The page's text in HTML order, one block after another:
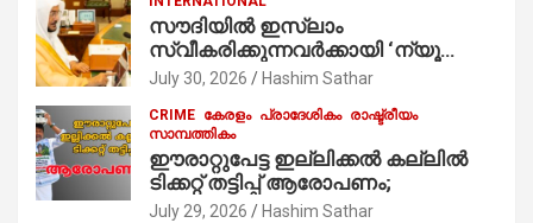
കുര്യൻ താമരശ്ശേരി
നിർവഹിക്കുന്നു.
സൗദിയില്‍ ഇസ്‌ലാം
സ്വീകരിക്കുന്നവര്‍ക്കായി ‘ന്യൂ
മുസ്ലിം’ ഡിജിറ്റല്‍ കാര്‍ഡ് സേവനം
July 30, 2026 Hashim Sathar
CRIME കേരളം പ്രാദേശികം രാഷ്ട്രീയം
സാമ്പത്തികം
ഈരാറ്റുപേട്ട ഇല്ലിക്കൽ കല്ലിൽ
ടിക്കറ്റ് തട്ടിപ്പ് ആരോപണം;
July 29, 2026 Hashim Sathar